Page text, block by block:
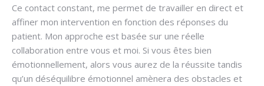
Ce contact constant, me permet de travailler en direct et
affiner mon intervention en fonction des réponses du
patient. Mon approche est basée sur une réelle
collaboration entre vous et moi. Si vous êtes bien
émotionnellement, alors vous aurez de la réussite tandis
qu’un déséquilibre émotionnel amènera des obstacles et